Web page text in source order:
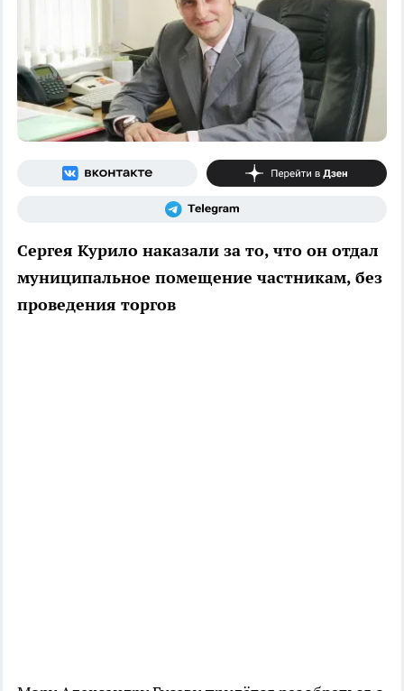
Сергея Курило наказали за то, что он отдал
муниципальное помещение частникам, без
проведения торгов